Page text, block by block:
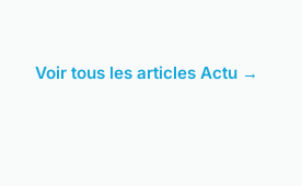
Voir tous les articles Actu →